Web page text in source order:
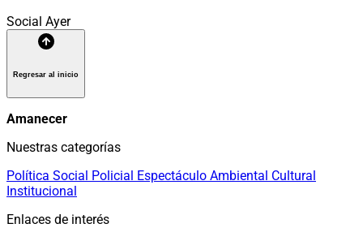
Social Ayer
Regresar al inicio
Amanecer
Nuestras categorías
Política Social Policial Espectáculo Ambiental Cultural
Institucional
Enlaces de interés